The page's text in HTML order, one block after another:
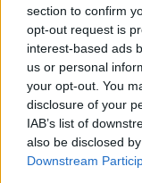
section to confirm
opt-out request is
interest-based ads
us or personal
your opt-out. You
disclosure of your
IAB’s list of
also be disclosed
Downstream
2026. július 28.,
szobornál